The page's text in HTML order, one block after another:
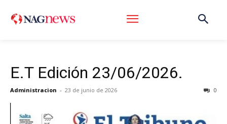
E.T Edición 23/06/2026.
Administracion - 23 de junio de 2026 0